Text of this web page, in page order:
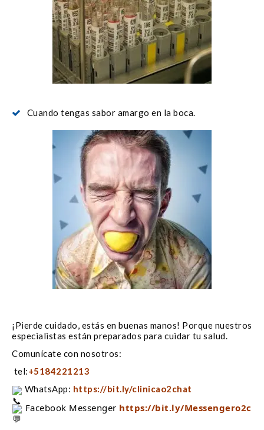
Cuando tengas sabor amargo en la boca.
¡Pierde cuidado, estás en buenas manos! Porque nuestros
especialistas están preparados para cuidar tu salud.
Comunícate con nosotros:
tel:+5184221213
WhatsApp: https://bit.ly/clinicao2chat
Facebook Messenger https://bit.ly/Messengero2c